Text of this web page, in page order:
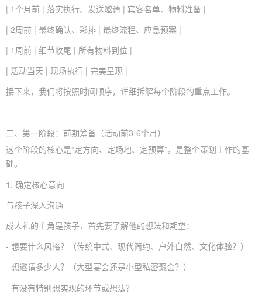
| 1个月前 | 落实执行、发送邀请 | 宾客名单、物料准备 |
| 2周前 | 最终确认、彩排 | 最终流程、应急预案 |
| 1周前 | 细节收尾 | 所有物料到位 |
| 活动当天 | 现场执行 | 完美呈现 |
接下来，我们将按照时间顺序，详细拆解每个阶段的重点工作。
二、第一阶段：前期筹备（活动前3-6个月）
这个阶段的核心是“定方向、定场地、定预算”，是整个策划工作的基
础。
1. 确定核心意向
与孩子深入沟通
成人礼的主角是孩子，首先要了解他的想法和期望：
- 想要什么风格？（传统中式、现代简约、户外自然、文化体验？）
- 想邀请多少人？（大型宴会还是小型私密聚会？）
- 有没有特别想实现的环节或想法？